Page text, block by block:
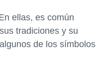
ellas, es común
tradiciones y su
de los símbolos